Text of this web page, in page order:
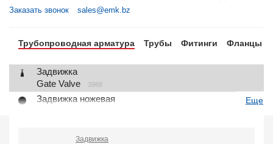
Заказать звонок sales@emk.bz
Трубопроводная арматура Трубы Фитинги Фланцы
Задвижка
Gate Valve
3988
Задвижка ножевая
Globe Valve
2191
Еще
Задвижка